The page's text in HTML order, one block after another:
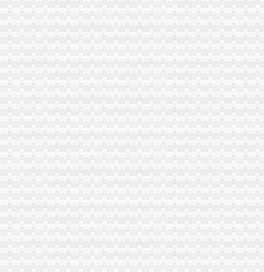
经开园局登记科创建市级“青年文明号”江北区无地址注册公司通过检查验收
市沙坪坝无地址注册公司局召开12315工作座谈会
忠县人民对王元楷局重庆无地址注册公司长批示迅速作出回应
沙坪坝区区委书记李剑铭对沙坪坝局渝北区无地址注册公司信息作出批示
江津局无办公地址注册公司查获一批地面卫星通信接收装置
大足局无办公地址注册公司创新食品安全机制实行精细化监管
双桥区区长姚斌作出批示高度肯定双桥局无办公地址注册公司行政指导工作
万州局公司注册地址挂靠出台《问廉问责问效暂行办法》
北碚区区委常委范履冰到北碚局九龙坡区无地址注册公司调研
工商动态
梁平局从四方面加春节前市南坪无地址注册公司场监管
开县局突出“四个突破”虚拟地址注册公司贯彻落实全市工商行政管理工作会议精
高新区局九龙坡区无地址注册公司抓建促工作取得显著成效
大足局连续五年保持重庆市南坪无地址注册公司优秀卫生单位称号
綦江局重庆皮包公司注册消费维权工作扎实有效
荣昌局两江新区无地址注册公司六措施加品器械保健食品管理
巴南局五举措促进“工业经济推进年”巴南区无地址注册公司建设
奉节局江北区无地址注册公司开展清明文明祭祀突击检查
巴南局鱼洞所“三重三勤”重庆无地址办营业执照推进商标战略实施
石柱局九龙坡区无地址注册公司桥北所三举措维护未成年人合法权益
梁平局居民住宅注册公司出台政务信息和外宣工作励办法
万盛局围绕“三心”潼南无地址注册公司抓作风转变化干部作风建设